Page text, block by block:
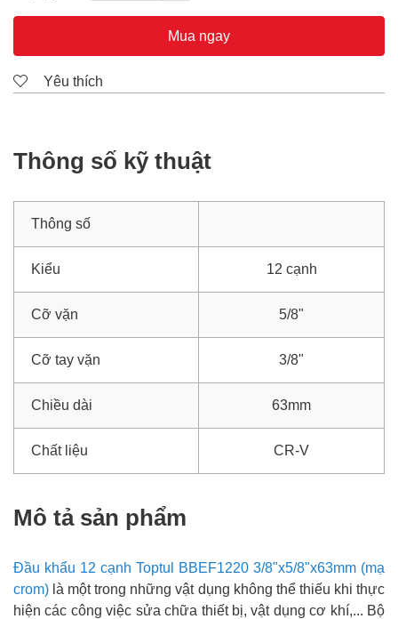
Mua ngay
Yêu thích
Thông số kỹ thuật
Thông số
Kiểu 12 cạnh
Cỡ vặn 5/8"
Cỡ tay vặn 3/8"
Chiều dài 63mm
Chất liệu CR-V
Mô tả sản phẩm
Đầu khẩu 12 cạnh Toptul BBEF1220 3/8"x5/8"x63mm (mạ
crom) là một trong những vật dụng không thể thiếu khi thực
hiện các công việc sửa chữa thiết bị, vật dụng cơ khí,... Bộ